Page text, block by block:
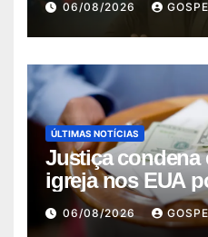
06/08/2026
ÚLTIMAS NOTÍCIAS
Justiça condena
igreja nos EUA
quas…
06/08/2026